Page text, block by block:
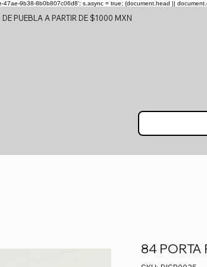
9b38-8b0b807c06d8'; s.async = true; (document.head ||
PUEBLA A PARTIR DE $1000 MXN
84 PORTA
SKU